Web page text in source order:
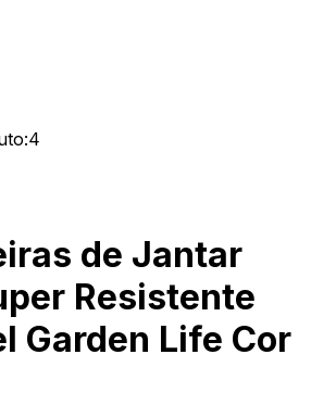
4
de Jantar
Resistente
Garden Life Cor